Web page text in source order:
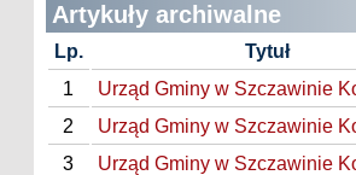
Artykuły archiwalne
Lp. Tytuł
1
Urząd Gminy w Szczawinie
2
Urząd Gminy w Szczawinie
3
Urząd Gminy w Szczawinie